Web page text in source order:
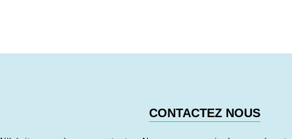
CONTACTEZ NOUS